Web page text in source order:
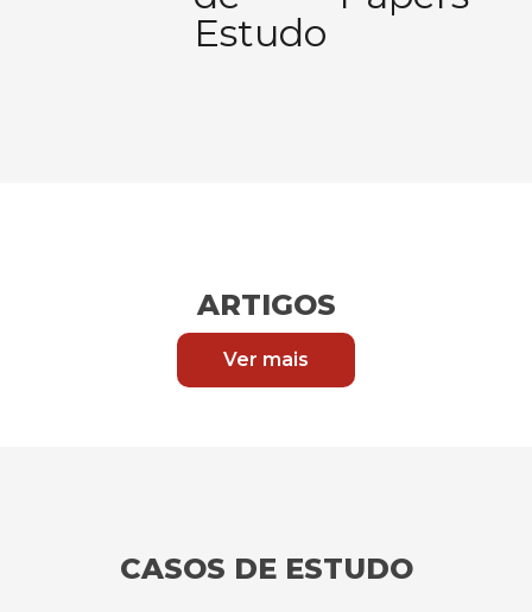
Estudo
ARTIGOS
Ver mais
CASOS DE ESTUDO